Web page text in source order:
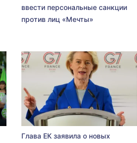
ввести персональные санкции
против лиц «Мечты»
Глава ЕК заявила о новых